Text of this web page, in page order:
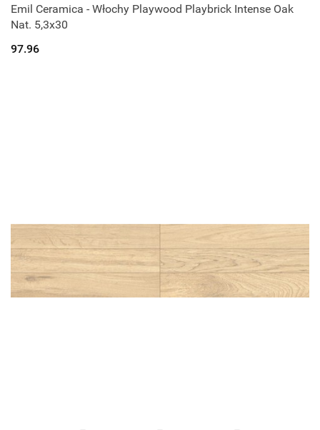
Emil Ceramica - Włochy Playwood Playbrick Intense Oak
Nat. 5,3x30
97.96